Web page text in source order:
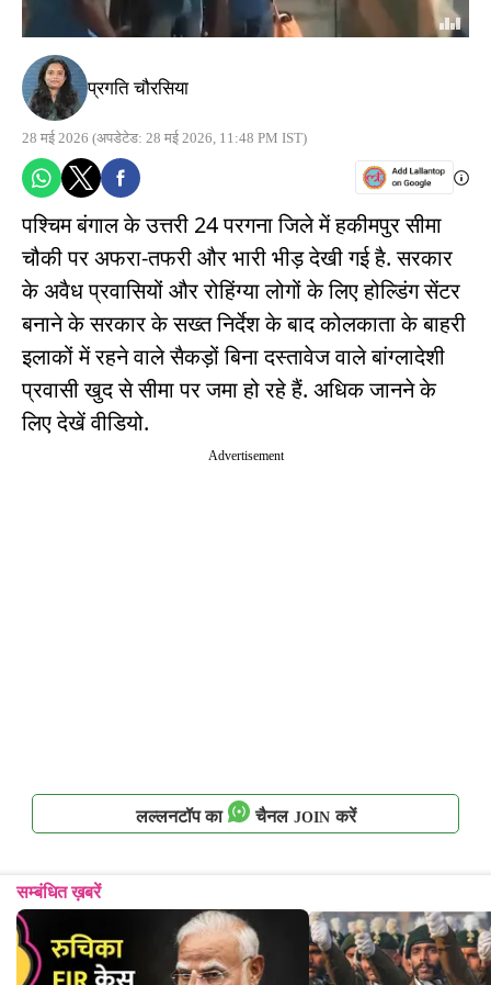
प्रगति चौरसिया
28 मई 2026 (अपडेटेड: 28 मई 2026, 11:48 PM IST)
पश्चिम बंगाल के उत्तरी 24 परगना जिले में हकीमपुर सीमा
चौकी पर अफरा-तफरी और भारी भीड़ देखी गई है. सरकार
के अवैध प्रवासियों और रोहिंग्या लोगों के लिए होल्डिंग सेंटर
बनाने के सरकार के सख्त निर्देश के बाद कोलकाता के बाहरी
इलाकों में रहने वाले सैकड़ों बिना दस्तावेज वाले बांग्लादेशी
प्रवासी खुद से सीमा पर जमा हो रहे हैं. अधिक जानने के
लिए देखें वीडियो.
Advertisement
लल्लनटॉप का चैनल JOIN करें
सम्बंधित ख़बरें